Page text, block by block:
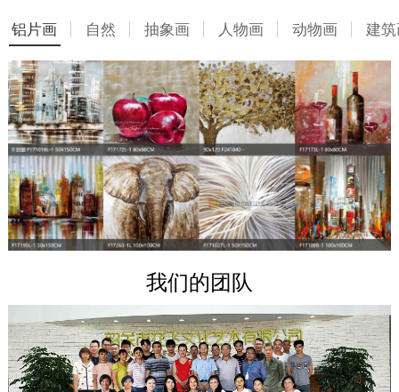
铝片画 自然 抽象画 人物画 动物画 建
我们的团队